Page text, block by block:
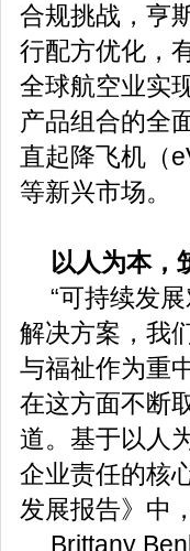
合规挑战，亨
行配方优化，
全球航空业实
产品组合的全
直起降飞机（
等新兴市场。
以人为本，
“可持续发
解决方案，我
与福祉作为重
在这方面不断
道。基于以人
企业责任的核
发展报告》中
Brittany